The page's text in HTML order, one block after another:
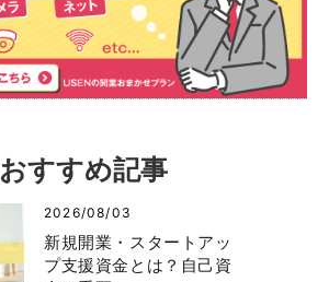
おすすめ記事
2026/08/03
新規開業・スタートアッ
プ支援資金とは？自己資